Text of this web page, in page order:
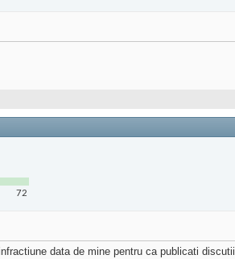
72
data de mine pentru ca publicati